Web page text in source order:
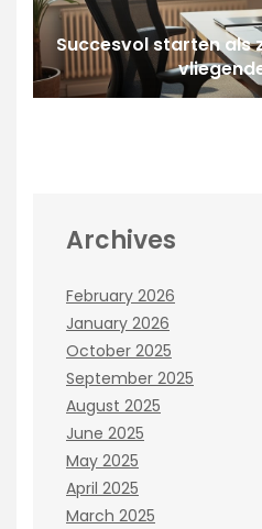
Succesvol starten als
Archives
February 2026
January 2026
October 2025
September 2025
August 2025
June 2025
May 2025
April 2025
March 2025